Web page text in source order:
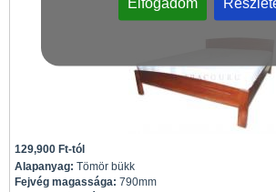
129,900 Ft-tól
Alapanyag: Tömör bükk
Fejvég magassága: 790mm